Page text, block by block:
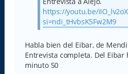
https://youtu.be/
si=ndi_tHvbsK5Fw2M9
Habla bien del Eibar, de
Entrevista completa. Del
minuto 50